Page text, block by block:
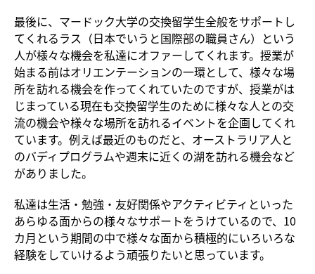
最後に、マードック大学の交換留学生全般をサポートし
てくれるラス（日本でいうと国際部の職員さん）という
人が様々な機会を私達にオファーしてくれます。授業が
始まる前はオリエンテーションの一環として、様々な場
所を訪れる機会を作ってくれていたのですが、授業がは
じまっている現在も交換留学生のために様々な人との交
流の機会や様々な場所を訪れるイベントを企画してくれ
ています。例えば最近のものだと、オーストラリア人と
のバディプログラムや週末に近くの湖を訪れる機会など
がありました。
私達は生活・勉強・友好関係やアクティビティといった
あらゆる面からの様々なサポートをうけているので、10
カ月という期間の中で様々な面から積極的にいろいろな
経験をしていけるよう頑張りたいと思っています。